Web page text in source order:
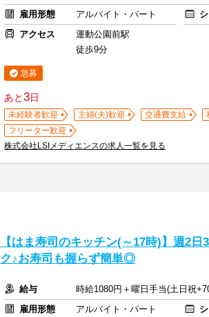
雇用形態
アルバイト・パート
アクセス
運動公園前駅
徒歩9分
急募
あと3日
未経験者歓迎 主婦(夫)歓迎 交通費支給
フリーター歓迎
株式会社LSIメディエンスの求人一覧を見る
【はま寿司のキッチン(～17時)】週2
ク♪お寿司も握らず簡単◎
給与
時給1080円＋曜日手当(土日祝
雇用形態
アルバイト・パート